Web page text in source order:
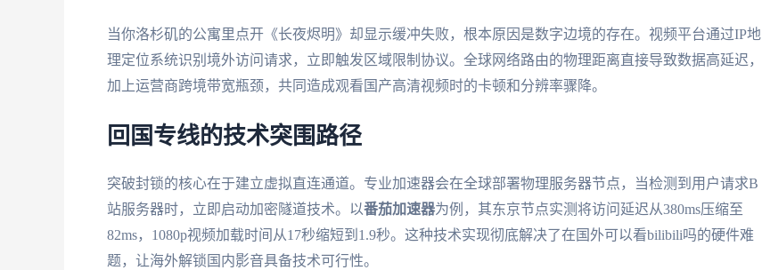
当你洛杉矶的公寓里点开《长夜烬明》却显示缓冲失败，根本原因是数字边境的存在。视频平台通过IP地
理定位系统识别境外访问请求，立即触发区域限制协议。全球网络路由的物理距离直接导致数据高延迟，
加上运营商跨境带宽瓶颈，共同造成观看国产高清视频时的卡顿和分辨率骤降。
回国专线的技术突围路径
突破封锁的核心在于建立虚拟直连通道。专业加速器会在全球部署物理服务器节点，当检测到用户请求B
站服务器时，立即启动加密隧道技术。以番茄加速器为例，其东京节点实测将访问延迟从380ms压缩至
82ms，1080p视频加载时间从17秒缩短到1.9秒。这种技术实现彻底解决了在国外可以看bilibili吗的硬件难
题，让海外解锁国内影音具备技术可行性。